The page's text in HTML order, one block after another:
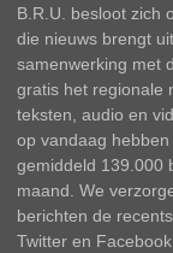
B.R.U. besloot zich
die nieuws brengt
samenwerking met
gratis het regionale
teksten, audio en
op vandaag
gemiddeld 139.000
maand. We
berichten de
Twitter en Facebook